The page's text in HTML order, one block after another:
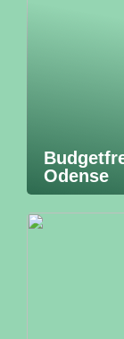
Odense